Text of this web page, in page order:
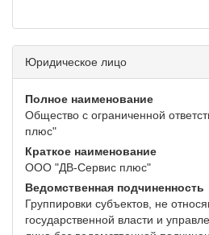
Юридическое лицо
Полное наименование
Общество с ограниченной
плюс"
Краткое наименование
ООО "ДВ-Сервис плюс"
Ведомственная подчиненность
Группировки субъектов, не
государственной власти и